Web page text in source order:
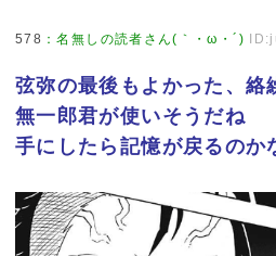
578 ：名無しの読者さん(｀・ω・´)
弦弥の最後もよかった、絡
無一郎君が使いそうだね
手にしたら記憶が戻るのか